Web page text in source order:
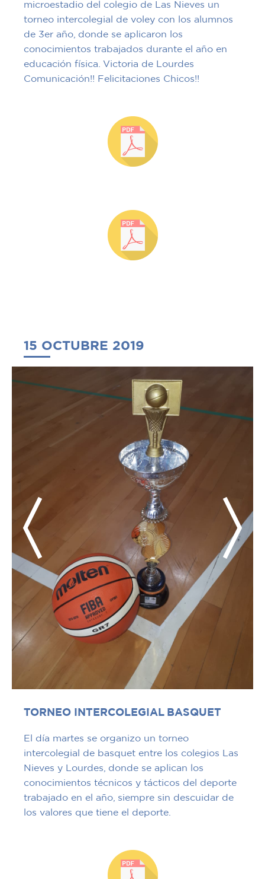
microestadio del colegio de Las Nieves un
torneo intercolegial de voley con los alumnos
de 3er año, donde se aplicaron los
conocimientos trabajados durante el año en
educación física. Victoria de Lourdes
Comunicación!! Felicitaciones Chicos!!
15 OCTUBRE 2019
TORNEO INTERCOLEGIAL BASQUET
El día martes se organizo un torneo
intercolegial de basquet entre los colegios Las
Nieves y Lourdes, donde se aplican los
conocimientos técnicos y tácticos del deporte
trabajado en el año, siempre sin descuidar de
los valores que tiene el deporte.